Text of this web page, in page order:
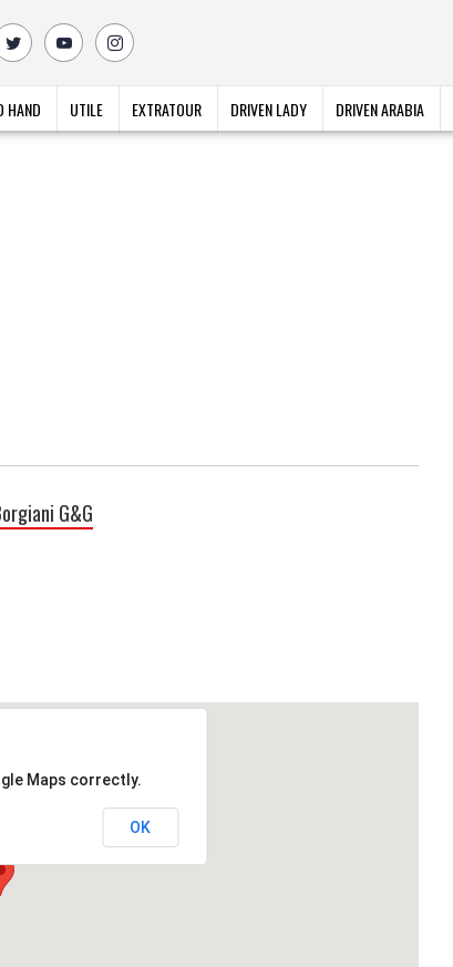
HAND UTILE EXTRATOUR DRIVEN LADY DRIVEN ARABIA
G&G
Maps correctly.
OK